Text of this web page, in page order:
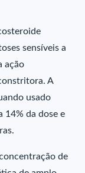
sensíveis a
ação
A
usado
14% da dose e
de